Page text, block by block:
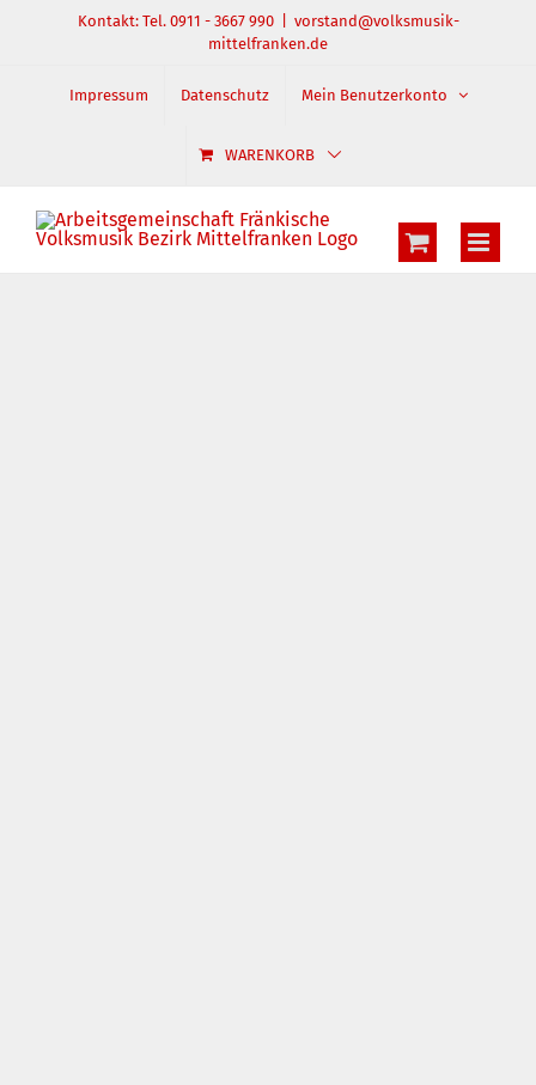
springen
Kontakt: Tel. 0911 - 3667 990
vorstand@volksmusik-
mittelfranken.de
Impressum Datenschutz Mein Benutzerkonto
WARENKORB